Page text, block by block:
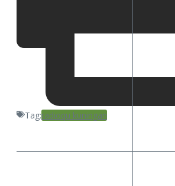
Tag:radioqu kuningan